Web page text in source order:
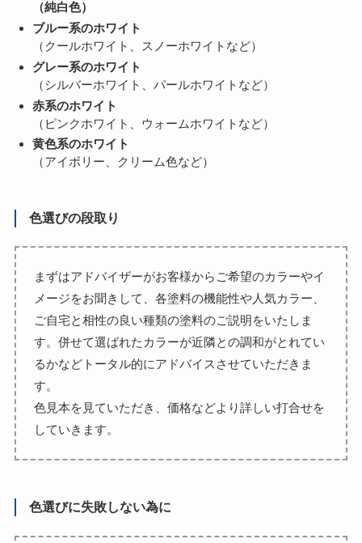
（純白色）
ブルー系のホワイト
（クールホワイト、スノーホワイトなど）
グレー系のホワイト
（シルバーホワイト、パールホワイトなど）
赤系のホワイト
（ピンクホワイト、ウォームホワイトなど）
黄色系のホワイト
（アイボリー、クリーム色など）
色選びの段取り
まずはアドバイザーがお客様からご希望のカラーやイ
メージをお聞きして、各塗料の機能性や人気カラー、
ご自宅と相性の良い種類の塗料のご説明をいたしま
す。併せて選ばれたカラーが近隣との調和がとれてい
るかなどトータル的にアドバイスさせていただきま
す。
色見本を見ていただき、価格などより詳しい打合せを
していきます。
色選びに失敗しない為に